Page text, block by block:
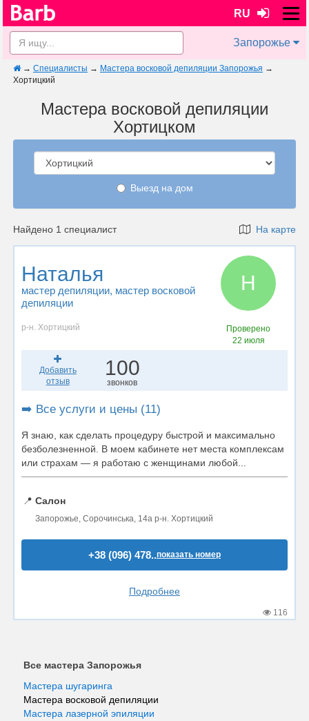
RU
Запорожье
→ Специалисты → Мастера восковой депиляции Запорожья →
Хортицкий
Мастера восковой депиляции
Хортицком
Выезд на дом
Найдено 1 специалист На карте
Наталья
мастер депиляции, мастер восковой
депиляции
Н
р-н. Хортицкий
Проверено
22 июля
Добавить
отзыв
100
звонков
➡️ Все услуги и цены (11)
Я знаю, как сделать процедуру быстрой и максимально
безболезненной. В моем кабинете нет места комплексам
или страхам — я работаю с женщинами любой...
📍 Салон
Запорожье, Сорочинська, 14а р-н. Хортицкий
+38 (096) 478..показать номер
Подробнее
116
Все мастера Запорожья
Мастера шугаринга
Мастера восковой депиляции
Мастера лазерной эпиляции